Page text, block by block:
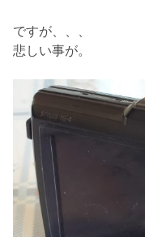
ですが、、、
悲しい事が。